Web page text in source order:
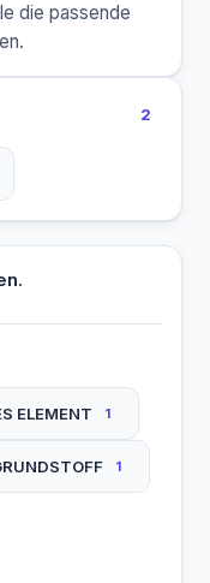
die passende
2
ELEMENT 1
1